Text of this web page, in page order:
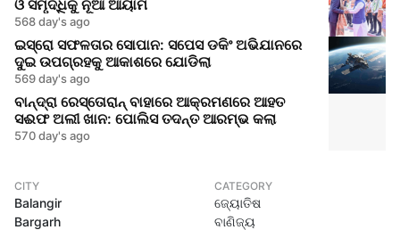
ଓ ସମୃଦ୍ଧିକୁ ନୂଆ ଆୟାମ
568 day's ago
ଇସ୍ରୋ ସଫଳତାର ସୋପାନ: ସପେସ ଡକିଂ ଅଭିଯାନରେ
ଦୁଇ ଉପଗ୍ରହକୁ ଆକାଶରେ ଯୋଡିଲା
569 day's ago
ବାନ୍ଦ୍ରା ରେସ୍ତୋରାନ୍ ବାହାରେ ଆକ୍ରମଣରେ ଆହତ
ସଈଫ ଅଲୀ ଖାନ: ପୋଲିସ ତଦନ୍ତ ଆରମ୍ଭ କଲା
570 day's ago
CITY
Balangir
Bargarh
CATEGORY
ଜ୍ୟୋତିଷ
ବାଣିଜ୍ୟ